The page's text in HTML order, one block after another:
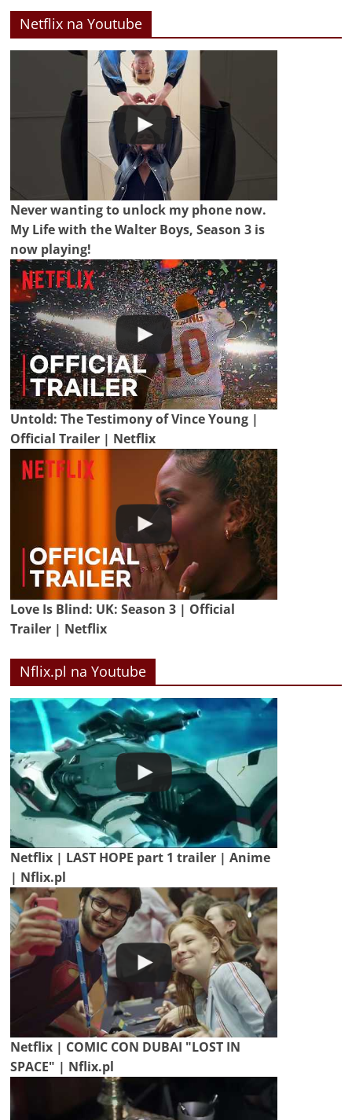
Netflix na Youtube
Never wanting to unlock my phone now.
My Life with the Walter Boys, Season 3 is
now playing!
Untold: The Testimony of Vince Young |
Official Trailer | Netflix
Love Is Blind: UK: Season 3 | Official
Trailer | Netflix
Nflix.pl na Youtube
Netflix | LAST HOPE part 1 trailer | Anime
| Nflix.pl
Netflix | COMIC CON DUBAI "LOST IN
SPACE" | Nflix.pl